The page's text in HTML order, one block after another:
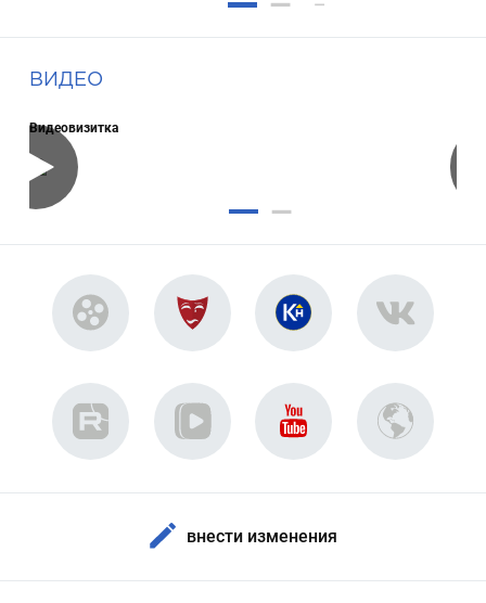
ВИДЕО
Видеовизитка
внести изменения